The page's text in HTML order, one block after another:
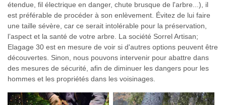
étendue, fil électrique en danger, chute brusque de l'arbre...), il
est préférable de procéder à son enlèvement. Évitez de lui faire
une taille sévère, car ce serait intolérable pour la préservation,
l’aspect et la santé de votre arbre. La société Sorrel Artisan;
Elagage 30 est en mesure de voir si d'autres options peuvent être
découvertes. Sinon, nous pouvons intervenir pour abattre dans
des mesures de sécurité, afin de diminuer les dangers pour les
hommes et les propriétés dans les voisinages.